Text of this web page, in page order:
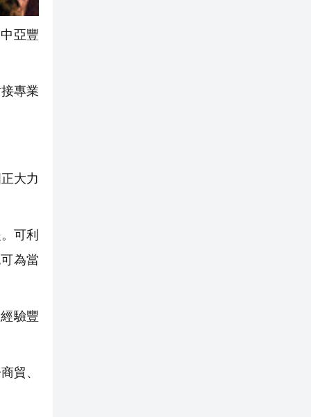
亞豐
專業
大力
可利
為當
驗豐
貿、